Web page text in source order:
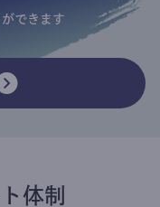
できます
体制